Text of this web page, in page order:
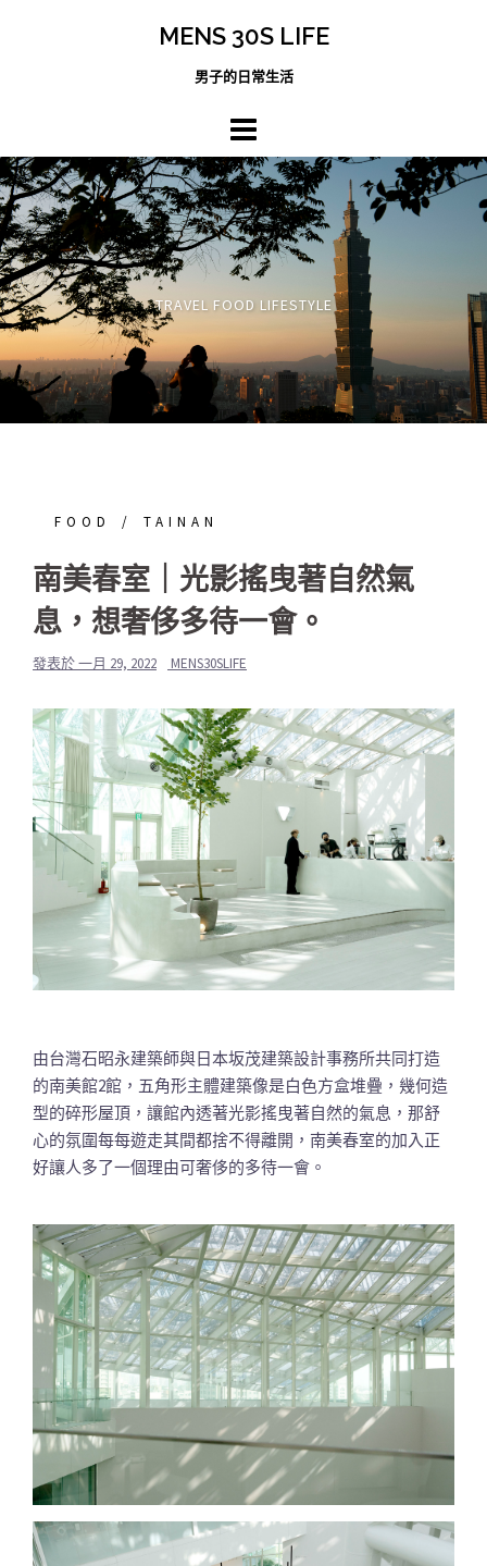
MENS 30S LIFE
男子的日常生活
TRAVEL FOOD LIFESTYLE
FOOD TAINAN
南美春室｜光影搖曳著自然氣
息，想奢侈多待一會。
發表於一月 29, 2022 MENS30SLIFE
由台灣石昭永建築師與日本坂茂建築設計事務所共同打造
的南美館2館，五角形主體建築像是白色方盒堆疊，幾何造
型的碎形屋頂，讓館內透著光影搖曳著自然的氣息，那舒
心的氛圍每每遊走其間都捨不得離開，南美春室的加入正
好讓人多了一個理由可奢侈的多待一會。